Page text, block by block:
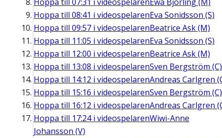
Hoppa till 08:41 i videospelarenEva Sonidsson (S)
Hoppa till 09:57 i videospelarenBeatrice Ask (M)
Hoppa till 11:05 i videospelarenEva Sonidsson (S)
Hoppa till 12:00 i videospelarenBeatrice Ask (M)
Hoppa till 13:08 i videospelarenSven Bergström (C)
Hoppa till 14:12 i videospelarenAndreas Carlgren
Hoppa till 15:16 i videospelarenSven Bergström (C)
Hoppa till 16:12 i videospelarenAndreas Carlgren
Hoppa till 17:24i videospelarenWiwi-Anne
Johansson (V)